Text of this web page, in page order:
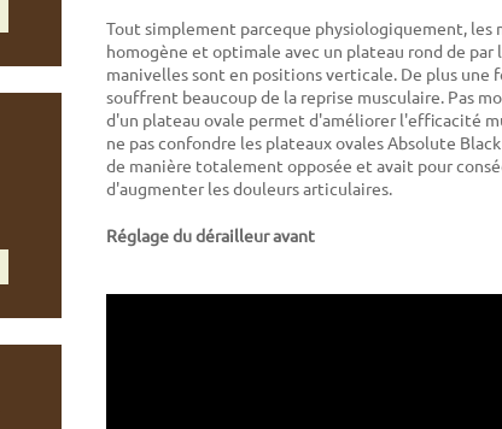
Tout simplement parceque physiologiquement, les
homogène et optimale avec un plateau rond de
manivelles sont en positions verticale. De plus
souffrent beaucoup de la reprise musculaire. Pas
d'un plateau ovale permet d'améliorer l'efficacité
ne pas confondre les plateaux ovales Absolute
de manière totalement opposée et avait pour
d'augmenter les douleurs articulaires.
Réglage du dérailleur avant